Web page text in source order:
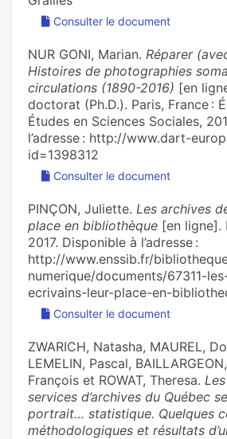
Consulter le document
NUR GONI, Marian. Réparer
Histoires de photographies
circulations (1890-2016) [en
doctorat (Ph.D.). Paris, France :
Études en Sciences Sociales,
l’adresse : http://www.dart-
id=1398312
Consulter le document
PINÇON, Juliette. Les archives
place en bibliothèque [en ligne].
2017. Disponible à l’adresse :
http://www.enssib.fr/
numerique/documents/67311-
ecrivains-leur-place-en-
Consulter le document
ZWARICH, Natasha, MAUREL,
LEMELIN, Pascal,
François et ROWAT, Theresa.
services d’archives du Québec
portrait… statistique. Quelques
méthodologiques et résultats